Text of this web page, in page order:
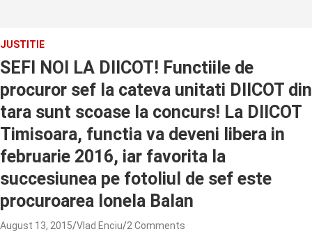
JUSTITIE
SEFI NOI LA DIICOT! Functiile de
procuror sef la cateva unitati DIICOT din
tara sunt scoase la concurs! La DIICOT
Timisoara, functia va deveni libera in
februarie 2016, iar favorita la
succesiunea pe fotoliul de sef este
procuroarea Ionela Balan
August 13, 2015 Vlad Enciu 2 Comments